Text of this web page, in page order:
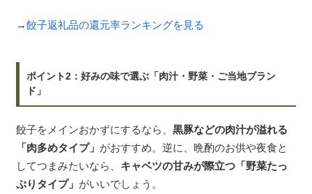
→餃子返礼品の還元率ランキングを見る
ポイント2：好みの味で選ぶ「肉汁・野菜・ご当地ブラン
ド」
餃子をメインおかずにするなら、 黒豚などの肉汁が溢れる
「肉多めタイプ」 がおすすめ。逆に、晩酌のお供や夜食と
してつまみたいなら、 キャベツの甘みが際立つ「野菜たっ
ぷりタイプ」 がいいでしょう。